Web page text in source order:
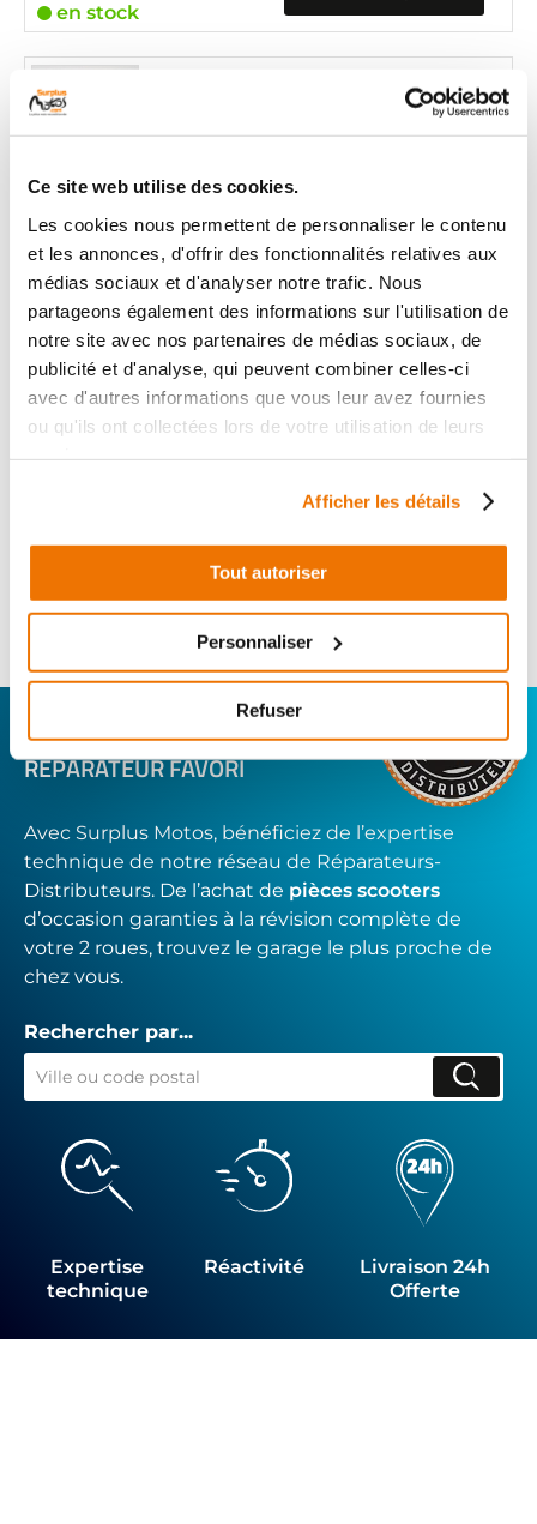
Ce site web utilise des cookies.
Les cookies nous permettent de personnaliser le contenu
et les annonces, d'offrir des fonctionnalités relatives aux
médias sociaux et d'analyser notre trafic. Nous
partageons également des informations sur l'utilisation de
notre site avec nos partenaires de médias sociaux, de
publicité et d'analyse, qui peuvent combiner celles-ci
avec d'autres informations que vous leur avez fournies
ou qu'ils ont collectées lors de votre utilisation de leurs
Afficher les détails
Tout autoriser
Personnaliser
Refuser
en stock
CLIGNOTANT ARRIERE G
2009 - 2017
Informations sur le véhicule
14,90 € TTC
en stock
Ajouter au panier
CLIGNOTANT ARRIERE G
RÉF :68419
Informations sur le véhicule
14,90 € TTC Ajouter au panier
CONNECTEZ-VOUS AVEC VOTRE
RÉPARATEUR FAVORI
Avec Surplus Motos, bénéficiez de l’expertise
technique de notre réseau de Réparateurs-
Distributeurs. De l’achat de pièces scooters
d’occasion garanties à la révision complète de
votre 2 roues, trouvez le garage le plus proche de
chez vous.
Rechercher par...
Expertise
technique
Réactivité
Livraison 24h
Offerte